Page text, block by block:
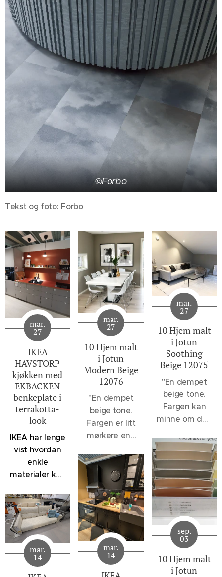
©Forbo
Tekst og foto: Forbo
mar.
27
IKEA
HAVSTORP
kjøkken med
EKBACKEN
benkeplate i
terrakotta-
look
IKEA har lenge
vist hvordan
enkle
materialer kan
for å skape
kjøkken som
føles både
moderne og
innbydende.
Denne
løsningen
mar.
27
10 Hjem malt
i Jotun
Modern Beige
12076
"En dempet
beige tone.
Fargen er litt
mørkere enn
Soothing
Beige og 1140
Sand, men
lysere enn
klassikerne
1929
Muskatnøtt og
1623
Marrakesh.
Disse fargene
mar.
27
10 Hjem malt
i Jotun
Soothing
Beige 12075
"En dempet
beige tone.
Fargen kan
minne om den
Sand, men vil
oppleves et
snev mer
dempet, - et
svakt slør av
noe sortaktig
brer seg over
fargen. 12075
Soothing
Beige er flott
til en rekke
mar.
14
mar.
14
sep.
03
10 Hjem malt
i Jotun